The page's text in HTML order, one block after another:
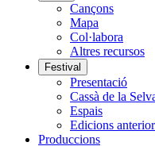
Cançons
Mapa
Col·labora
Altres recursos
Festival
Presentació
Cassà de la
Espais
Edicions
Produccions